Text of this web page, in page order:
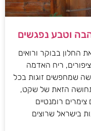
וטבע נפגשים
החלון בבוקר ורואים
ריח האדמה
שמחפשים זוגות בכל
הזאת של שקט,
רומנטיים
בישראל שרוצים